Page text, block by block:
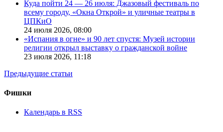
Куда пойти 24 — 26 июля: Джазовый фестиваль по
всему городу, «Окна Открой» и уличные театры в
ЦПКиО
24 июля 2026, 08:00
«Испания в огне» и 90 лет спустя: Музей истории
религии открыл выставку о гражданской войне
23 июля 2026, 11:18
Предыдущие статьи
Фишки
Календарь в RSS